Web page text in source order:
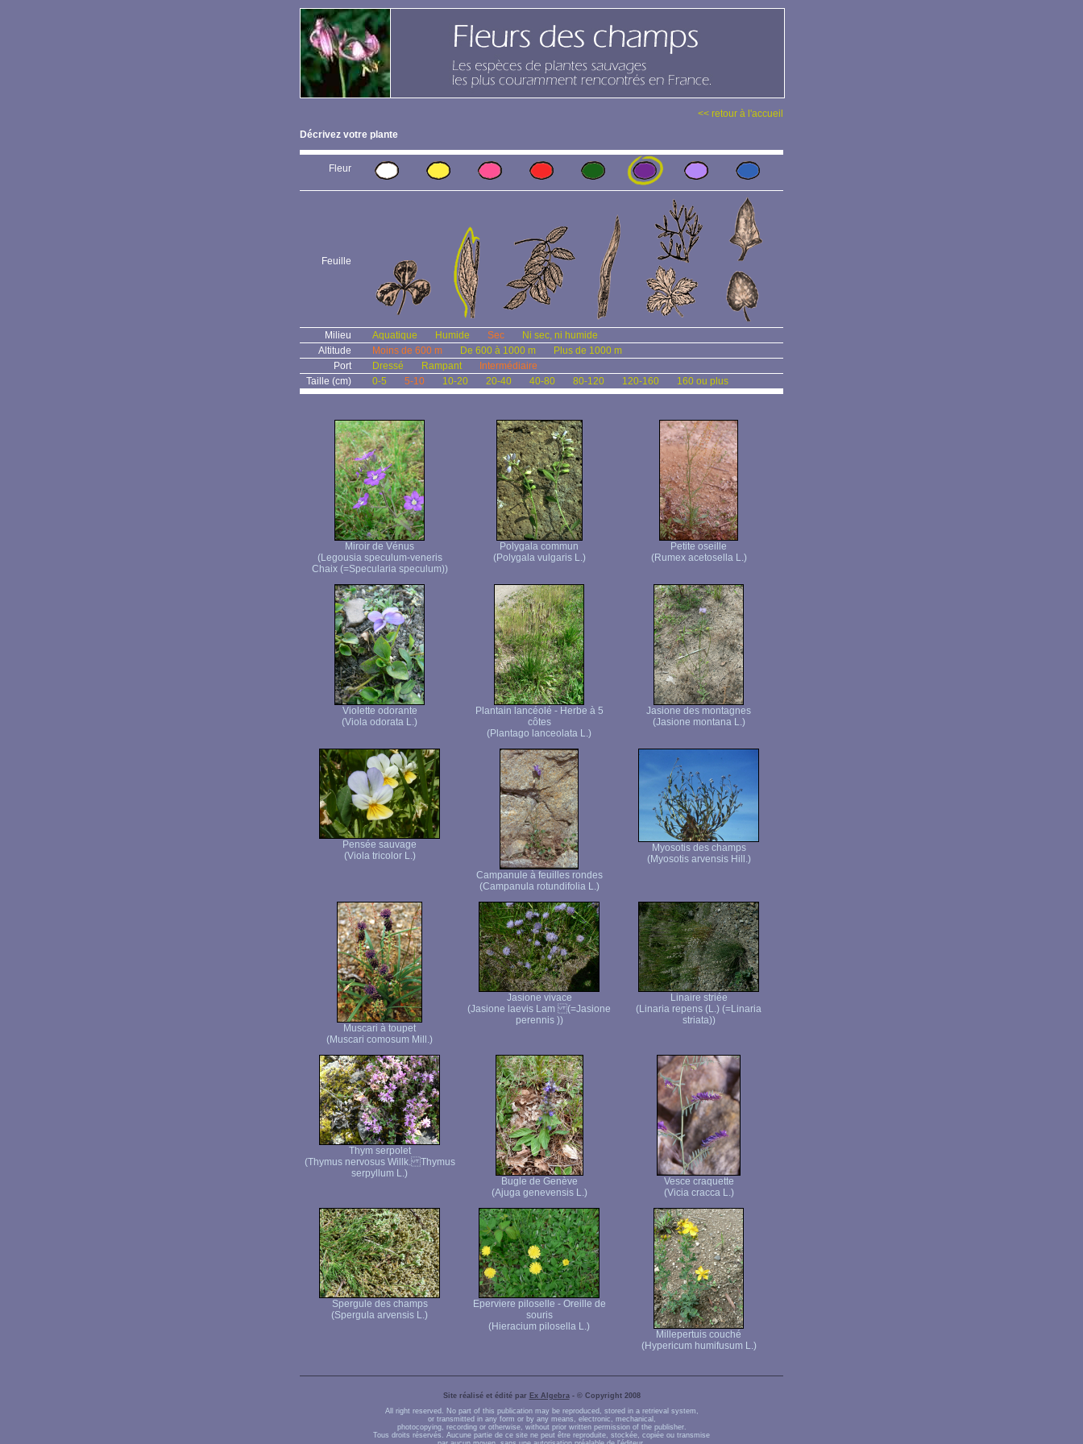
<< retour à l'accueil
Décrivez votre plante
Fleur
Feuille
Milieu Aquatique Humide Sec
Ni sec, ni humide
Altitude
Moins de 600 m De 600 à 1000 m
Plus de 1000 m
Port
Dressé Rampant
Intermédiaire
Taille (cm)
0-5 5-10 10-20 20-40 40-80 80-120 120-160 160 ou plus
Miroir de Vénus
(Legousia speculum-veneris
Chaix (=Specularia speculum))
Polygala commun
(Polygala vulgaris L.)
Petite oseille
(Rumex acetosella L.)
Violette odorante
(Viola odorata L.)
Plantain lancéolé - Herbe à 5
côtes
(Plantago lanceolata L.)
Jasione des montagnes
(Jasione montana L.)
Pensée sauvage
(Viola tricolor L.)
Campanule à feuilles rondes
(Campanula rotundifolia L.)
Myosotis des champs
(Myosotis arvensis Hill.)
Muscari à toupet
(Muscari comosum Mill.)
Jasione vivace
(Jasione laevis Lam (=Jasione
perennis ))
Linaire striée
(Linaria repens (L.) (=Linaria
striata))
Thym serpolet
(Thymus nervosus Willk. Thymus
serpyllum L.)
Bugle de Genève
(Ajuga genevensis L.)
Vesce craquette
(Vicia cracca L.)
Spergule des champs
(Spergula arvensis L.)
Eperviere piloselle - Oreille de
souris
(Hieracium pilosella L.)
Millepertuis couché
(Hypericum humifusum L.)
Site réalisé et édité par Ex Algebra- © Copyright 2008
All right reserved. No part of this publication may be reproduced, stored in a retrieval system,
or transmitted in any form or by any means, electronic, mechanical,
photocopying, recording or otherwise, without prior written permission of the publisher.
Tous droits réservés. Aucune partie de ce site ne peut être reproduite, stockée, copiée ou transmise